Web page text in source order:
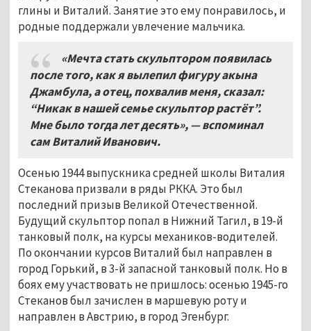
глины и Виталий. Занятие это ему понравилось, и
родные поддержали увлечение мальчика.
«Мечта стать скульптором появилась
после того, как я вылепил фигуру акына
Джамбула, а отец, похвалив меня, сказал:
“Никак в нашей семье скульптор растёт”.
Мне было тогда лет десять», — вспоминал
сам Виталий Иванович.
Осенью 1944 выпускника средней школы Виталия
Стеканова призвали в ряды РККА. Это был
последний призыв Великой Отечественной.
Будущий скульптор попал в Нижний Тагил, в 19-й
танковый полк, на курсы механиков-водителей.
По окончании курсов Виталий был направлен в
город Горький, в 3-й запасной танковый полк. Но в
боях ему участвовать не пришлось: осенью 1945-го
Стеканов был зачислен в маршевую роту и
направлен в Австрию, в город Эгенбург.